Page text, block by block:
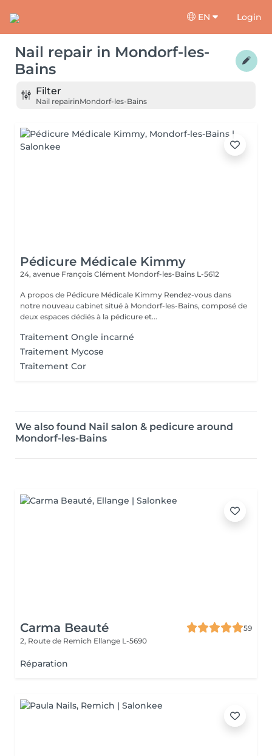
EN Login
Nail repair in Mondorf-les-
Bains
Filter
Nail repairinMondorf-les-Bains
Pédicure Médicale Kimmy
24, avenue François Clément Mondorf-les-Bains L-5612
A propos de Pédicure Médicale Kimmy Rendez-vous dans
notre nouveau cabinet situé à Mondorf-les-Bains, composé de
deux espaces dédiés à la pédicure et...
Traitement Ongle incarné
Traitement Mycose
Traitement Cor
We also found Nail salon & pedicure around
Mondorf-les-Bains
Carma Beauté
59
2, Route de Remich Ellange L-5690
Réparation